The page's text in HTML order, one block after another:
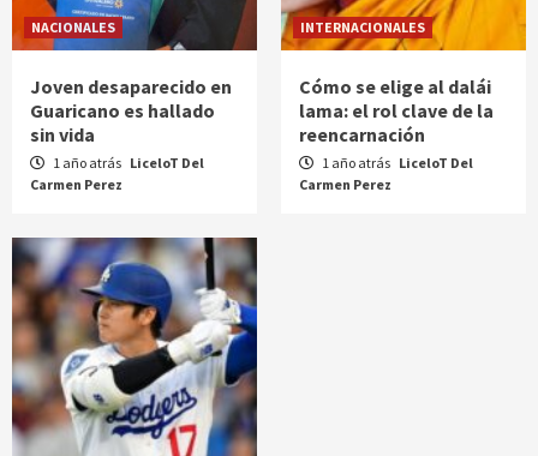
NACIONALES
Joven desaparecido en
Guaricano es hallado
sin vida
1 año atrás LiceloT Del
Carmen Perez
INTERNACIONALES
Cómo se elige al dalái
lama: el rol clave de la
reencarnación
1 año atrás LiceloT Del
Carmen Perez